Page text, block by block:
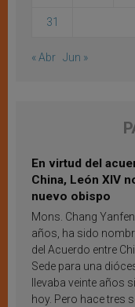
31
« Abr Jun »
En virtud del
China, León XIV
nuevo obispo
Mons. Chang
años, ha sido
del Acuerdo entre
Sede para una
llevaba veinte años
hoy. Pero hace tres